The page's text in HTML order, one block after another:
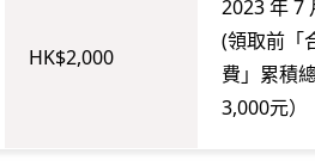
HK$2,000
2023 年 7
(領取前「
費」累積
3,000元）